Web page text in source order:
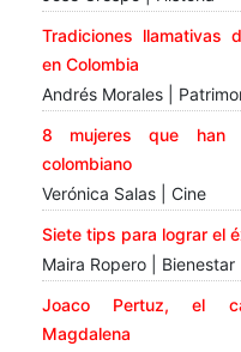
Tradiciones llamativas
en Colombia
Andrés Morales |
8 mujeres que han
colombiano
Verónica Salas | Cine
Siete tips para lograr el
Maira Ropero | Bienestar
Joaco Pertuz, el
Magdalena